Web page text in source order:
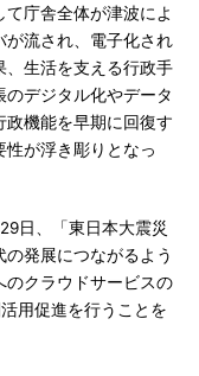
庁舎全体が津波によ
が流され、電子化され
、生活を支える行政手
デジタル化やデータ
機能を早期に回復す
が浮き彫りとなっ
日、「東日本大震災
発展につながるよう
のクラウドサービスの
用促進を行うことを